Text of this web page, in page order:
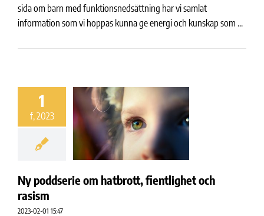
sida om barn med funktionsnedsättning har vi samlat
information som vi hoppas kunna ge energi och kunskap som ...
1
f, 2023
Ny poddserie om hatbrott, fientlighet och
rasism
2023-02-01 15:47